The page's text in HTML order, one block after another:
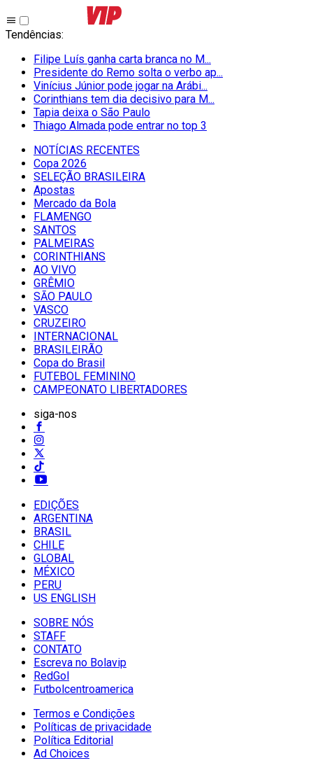
Tendências:
Filipe Luís ganha carta branca no M...
Presidente do Remo solta o verbo ap...
Vinícius Júnior pode jogar na Arábi...
Corinthians tem dia decisivo para M...
Tapia deixa o São Paulo
Thiago Almada pode entrar no top 3
NOTÍCIAS RECENTES
Copa 2026
SELEÇÃO BRASILEIRA
Apostas
Mercado da Bola
FLAMENGO
SANTOS
PALMEIRAS
CORINTHIANS
AO VIVO
GRÊMIO
SĀO PAULO
VASCO
CRUZEIRO
INTERNACIONAL
BRASILEIRÃO
Copa do Brasil
FUTEBOL FEMININO
CAMPEONATO LIBERTADORES
siga-nos
EDIÇÕES
ARGENTINA
BRASIL
CHILE
GLOBAL
MÉXICO
PERU
US ENGLISH
SOBRE NÓS
STAFF
CONTATO
Escreva no Bolavip
RedGol
Futbolcentroamerica
Termos e Condições
Políticas de privacidade
Política Editorial
Ad Choices